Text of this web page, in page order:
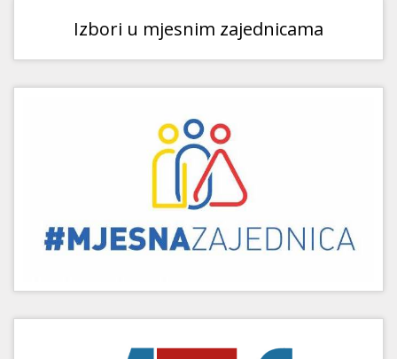
Izbori u mjesnim zajednicama